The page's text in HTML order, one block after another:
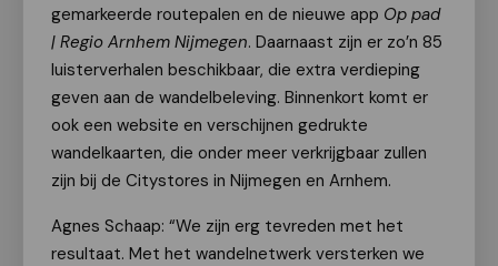
gemarkeerde routepalen en de nieuwe app Op pad
| Regio Arnhem Nijmegen. Daarnaast zijn er zo’n 85
luisterverhalen beschikbaar, die extra verdieping
geven aan de wandelbeleving. Binnenkort komt er
ook een website en verschijnen gedrukte
wandelkaarten, die onder meer verkrijgbaar zullen
zijn bij de Citystores in Nijmegen en Arnhem.
Agnes Schaap: “We zijn erg tevreden met het
resultaat. Met het wandelnetwerk versterken we